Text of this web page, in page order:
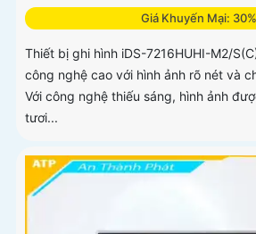
Giá Khuyến Mại: 30%
Thiết bị ghi hình iDS-7216HUHI-M2/
công nghệ cao với hình ảnh rõ nét và
Với công nghệ thiếu sáng, hình ảnh
tươi...